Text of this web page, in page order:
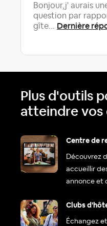
Bonjour,j' aurais
question par
gîte... Dernière
Plus d'outils
atteindre
Centre de
Découvrez
accueillir
annonce et
Clubs
Échangez